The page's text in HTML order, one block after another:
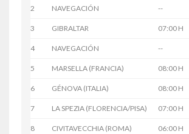
2 NAVEGACIÓN --
3 GIBRALTAR 07:00 H
4 NAVEGACIÓN --
5 MARSELLA (FRANCIA) 08:00 H
6 GÉNOVA (ITALIA) 08:00 H
7 LA SPEZIA (FLORENCIA/PISA) 07:00 H
8 CIVITAVECCHIA (ROMA) 06:00 H